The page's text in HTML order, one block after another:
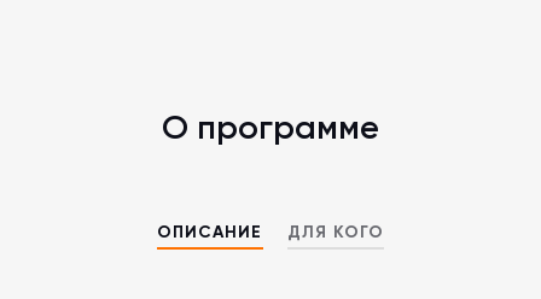
О программе
ОПИСАНИЕ ДЛЯ КОГО